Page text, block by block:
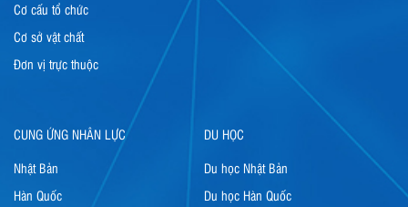
Cơ cấu tổ chức
Cơ sở vật chất
Đơn vị trực thuộc
CUNG ỨNG NHÂN LỰC
Nhật Bản
Hàn Quốc
DU HỌC
Du học Nhật Bản
Du học Hàn Quốc